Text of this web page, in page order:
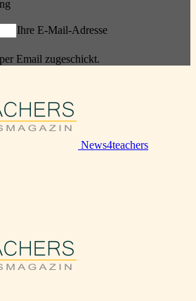
Ihre E-Mail-Adresse
Email zugeschickt.
News4teachers